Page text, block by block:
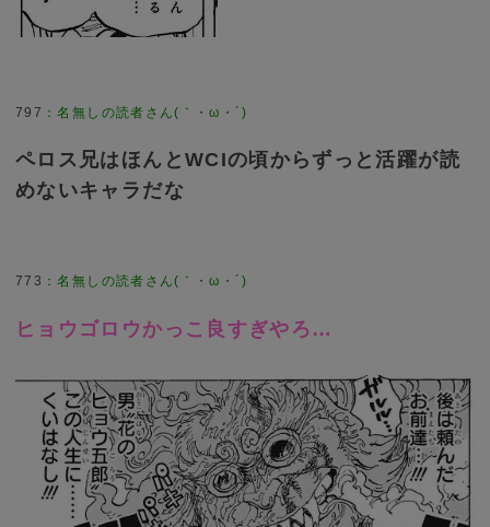
797 ：名無しの読者さん(｀・ω・´)
ペロス兄はほんとWCIの頃からずっと活躍が読
めないキャラだな
773 ：名無しの読者さん(｀・ω・´)
ヒョウゴロウかっこ良すぎやろ…